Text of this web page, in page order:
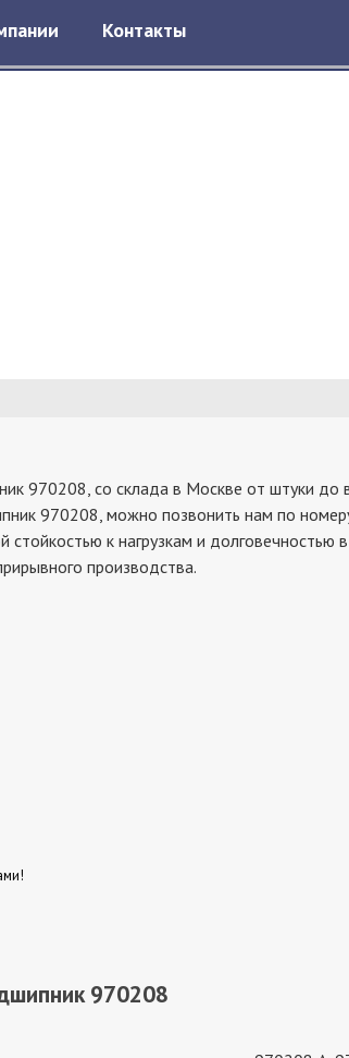
Контакты
со склада в Москве от штуки до
970208, можно позвонить нам по
стойкостью к нагрузкам и
производства.
970208